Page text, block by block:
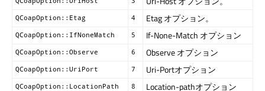
QCoapOption::Etag 4 Etag オプション。
QCoapOption::IfNoneMatch 5 If-None-Match オプション
QCoapOption::Observe 6 Observe オプション
QCoapOption::UriPort 7 Uri-Portオプション
QCoapOption::LocationPath 8 Location-pathオプション